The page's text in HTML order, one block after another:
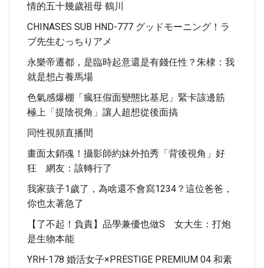
情的五十幾歲祖母 鶴川
CHINASES SUB HND-777 グッドモーニング！ラ
ブ先生むっちりアメ
永樂帝遷都，是臨時起意還是有錢任性？朱棣：我
就是想占養馬場
色氣感爆棚「瘋狂假面變態比基尼」緊卡該邊筋
極上「提陰視角」讓人超想從後面搞
同性視頻直播間
畫面太銷魂！攝影師約妹外拍秀「背後視角」好
狂 網友：該轉行了
我家孩子1歲了，為啥還不會寫1234？這位爸爸，
你也太著急了
【了不起！負責】品學兼優也做S 女大生：打炮
是生物本能
YRH-178 婚活女子×PRESTIGE PREMIUM 04 和素